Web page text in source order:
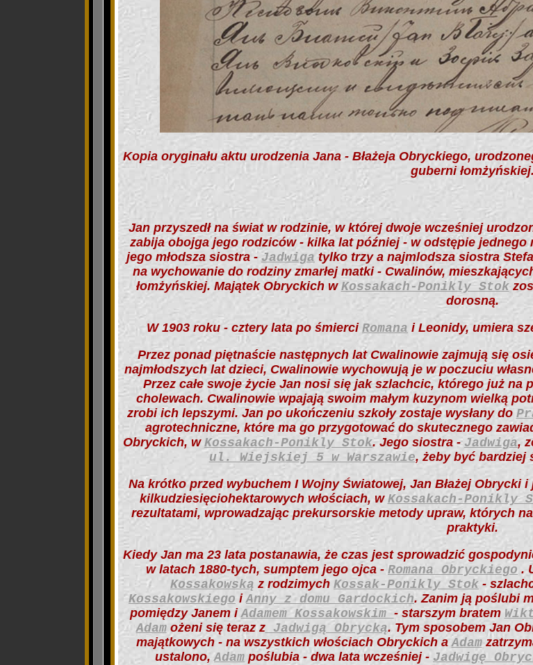
Kopia oryginału aktu urodzenia Jana - Błażeja Obryckiego,
guberni łomżyńskiej.
Jan przyszedł na świat w rodzinie, w której dwoje wcześniej
zabija obojga jego rodziców - kilka lat później - w odstępie
jego młodsza siostra - Jadwiga tylko trzy a najmlodsza siostra
na wychowanie do rodziny zmarłej matki - Cwalinów,
łomżyńskiej. Majątek Obryckich w Kossakach-Ponikly Stok
dorosną.
W 1903 roku - cztery lata po śmierci Romana i Leonidy, umiera
Przez ponad piętnaście następnych lat Cwalinowie zajmują się
najmłodszych lat dzieci, Cwalinowie wychowują je w poczuciu
Przez całe swoje życie Jan nosi się jak szlachcic, którego już
cholewach. Cwalinowie wpajają swoim małym kuzynom wielką
zrobi ich lepszymi. Jan po ukończeniu szkoły zostaje wysłany do
agrotechniczne, które ma go przygotować do skutecznego
Obryckich, w Kossakach-Ponikly Stok. Jego siostra -Jadwiga,
ul. Wiejskiej 5 w Warszawie, żeby być bardziej
Na krótko przed wybuchem I Wojny Światowej, Jan Błażej Obrycki
kilkudziesięciohektarowych włościach, w Kossakach-Ponikly
rezultatami, wprowadzając prekursorskie metody upraw, których
praktyki.
Kiedy Jan ma 23 lata postanawia, że czas jest sprowadzić
w latach 1880-tych, sumptem jego ojca - Romana Obryckiego .
Kossakowską z rodzimych Kossak-Ponikly Stok -
Kossakowskiego iAnny z domu Gardockich. Zanim ją poślubi
pomiędzy Janem iAdamem Kossakowskim - starszym bratem
Adamożeni się teraz zJadwigą Obrycką. Tym sposobem Jan
majątkowych - na wszystkich włościach Obryckich aAdam
ustalono,Adam poślubia - dwa lata wcześniej - Jadwigę